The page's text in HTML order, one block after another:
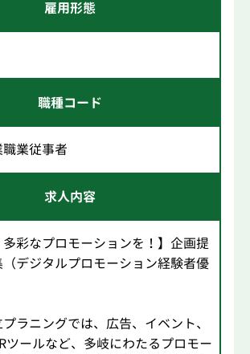
雇用形態
職種コード
業従事者
求人内容
多彩なプロモーションを！】企画提
デジタルプロモーション経験者優
ラニングでは、広告、イベント、
ツールなど、多岐にわたるプロモー